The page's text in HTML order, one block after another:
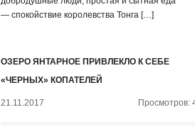
— спокойствие королевства Тонга […]
ОЗЕРО ЯНТАРНОЕ ПРИВЛЕКЛО К СЕБЕ
«ЧЕРНЫХ» КОПАТЕЛЕЙ
21.11.2017 Просмотров: